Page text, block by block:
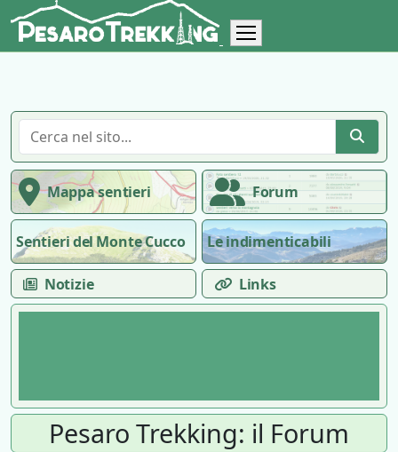
Pesaro Trekking: il Forum
Mappa sentieri Forum
Sentieri del Monte Cucco Le indimenticabili
Notizie Links